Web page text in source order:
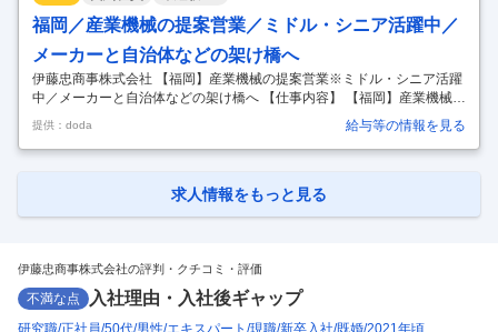
福岡／産業機械の提案営業／ミドル・シニア活躍中／
メーカーと自治体などの架け橋へ
伊藤忠商事株式会社 【福岡】産業機械の提案営業※ミドル・シニア活躍
中／メーカーと自治体などの架け橋へ 【仕事内容】 【福岡】産業機械の
提案営業※ミドル・シニア活躍中／メーカーと自治体などの架け橋へ
【具体的な仕事内容】 【伊藤忠商事九州支社での中途採用（嘱託社員）
募集となります／自己処理型水洗トイレ「トワイレ」の営業支援を行っ
んか】 ■業務内容： トワイレは上下水道への接続が不要な自己循環式(水
提供：doda 給与等の情報を見る
求人情報をもっと見る
伊藤忠商事株式会社の評判・クチコミ・評価
不満な点 入社理由・入社後ギャップ
研究職 正社員 50代 男性 エキスパート 現職 新卒入社 既婚 2021年頃